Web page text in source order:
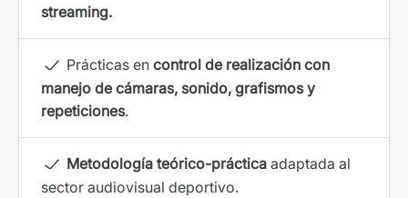
streaming.
Prácticas en control de realización con
manejo de cámaras, sonido, grafismos y
repeticiones.
Metodología teórico-práctica adaptada al
sector audiovisual deportivo.